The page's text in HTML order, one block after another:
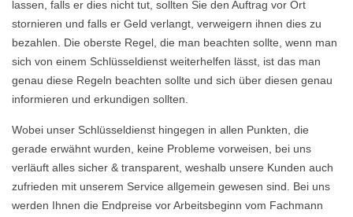
lassen, falls er dies nicht tut, sollten Sie den Auftrag vor Ort
stornieren und falls er Geld verlangt, verweigern ihnen dies zu
bezahlen. Die oberste Regel, die man beachten sollte, wenn man
sich von einem Schlüsseldienst weiterhelfen lässt, ist das man
genau diese Regeln beachten sollte und sich über diesen genau
informieren und erkundigen sollten.
Wobei unser Schlüsseldienst hingegen in allen Punkten, die
gerade erwähnt wurden, keine Probleme vorweisen, bei uns
verläuft alles sicher & transparent, weshalb unsere Kunden auch
zufrieden mit unserem Service allgemein gewesen sind. Bei uns
werden Ihnen die Endpreise vor Arbeitsbeginn vom Fachmann